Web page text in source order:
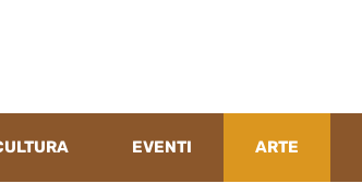
EVENTI ARTE